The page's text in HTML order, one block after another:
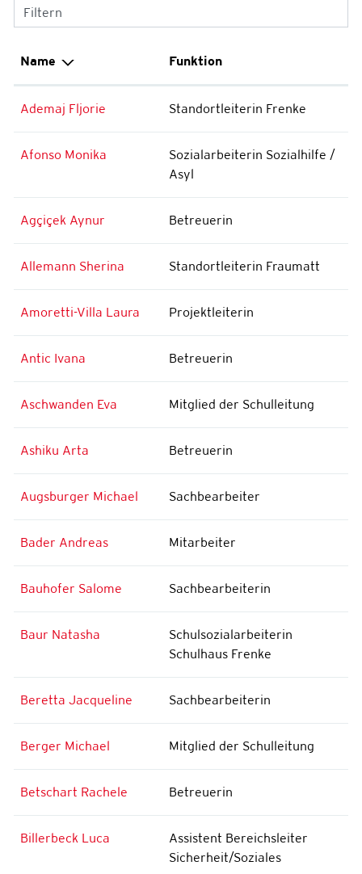
Filtern
Name Funktion
Ademaj Fljorie Standortleiterin Frenke
Afonso Monika
Sozialarbeiterin Sozialhilfe /
Asyl
Agçiçek Aynur Betreuerin
Allemann Sherina Standortleiterin Fraumatt
Amoretti-Villa Laura Projektleiterin
Antic Ivana Betreuerin
Aschwanden Eva Mitglied der Schulleitung
Ashiku Arta Betreuerin
Augsburger Michael Sachbearbeiter
Bader Andreas Mitarbeiter
Bauhofer Salome Sachbearbeiterin
Baur Natasha
Schulsozialarbeiterin
Schulhaus Frenke
Beretta Jacqueline Sachbearbeiterin
Berger Michael Mitglied der Schulleitung
Betschart Rachele Betreuerin
Billerbeck Luca
Assistent Bereichsleiter
Sicherheit/Soziales